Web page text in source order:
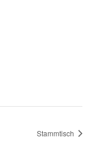
Stammtisch